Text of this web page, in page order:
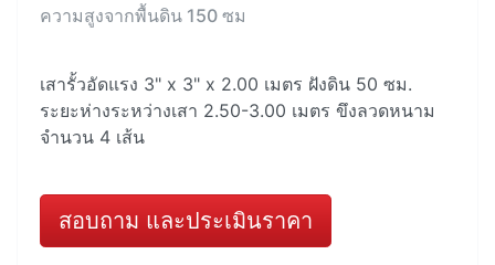
ความสูงจากพื้นดิน 150 ซม
เสารั้วอัดแรง 3" x 3" x 2.00 เมตร ฝังดิน 50 ซม.
ระยะห่างระหว่างเสา 2.50-3.00 เมตร ขึงลวดหนาม
จำนวน 4 เส้น
สอบถาม และประเมินราคา